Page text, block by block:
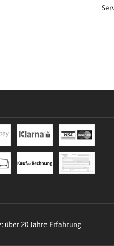
über 20 Jahre Erfahrung